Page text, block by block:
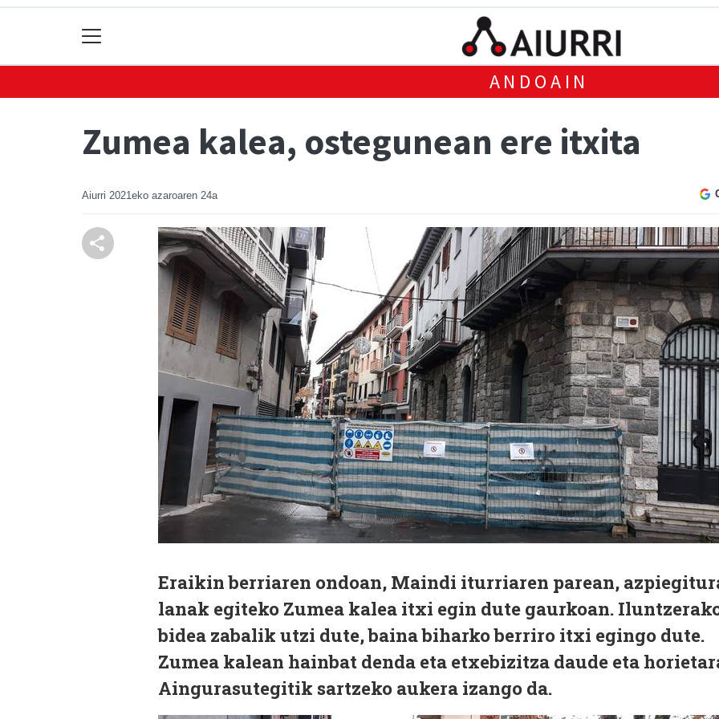
ANDOAIN
Zumea kalea, ostegunean ere itxita
Aiurri 2021eko azaroaren 24a
Eraikin berriaren ondoan, Maindi iturriaren parean,
lanak egiteko Zumea kalea itxi egin dute gaurkoan.
bidea zabalik utzi dute, baina biharko berriro itxi egingo dute.
Zumea kalean hainbat denda eta etxebizitza daude eta
Aingurasutegitik sartzeko aukera izango da.